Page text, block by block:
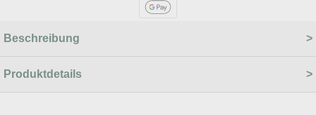
Beschreibung
Produktdetails